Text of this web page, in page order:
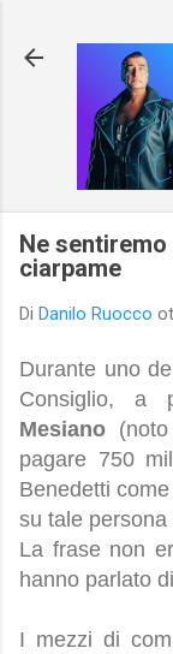
Ne
ciarpame
Di Danilo Ruocco
Durante uno
Consiglio, a
Mesiano
pagare 750
Benedetti
su tale
La frase non
hanno parlato
I mezzi di